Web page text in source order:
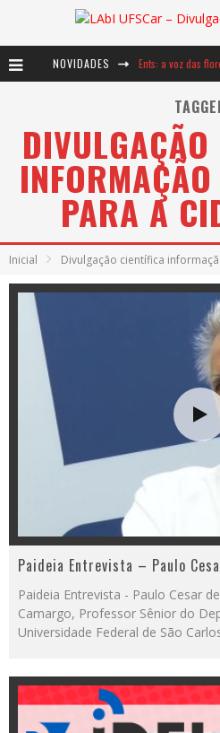
NOVIDADES Ents: a voz das
Notáveis: Bertha
PARA A
Inicial Divulgação científica
Paideia Entrevista – Paulo
Paideia Entrevista - Paulo Cesar
Camargo, Professor Sênior do
Universidade Federal de São